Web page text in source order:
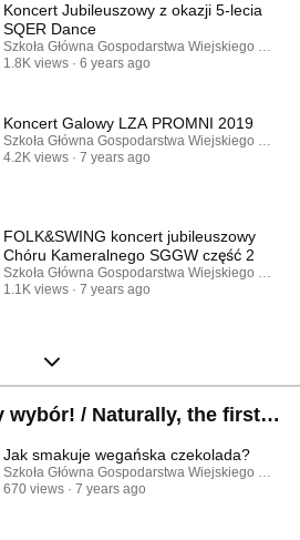
Koncert Jubileuszowy z okazji 5-lecia
SQER Dance
Szkoła Główna Gospodarstwa Wiejskiego w
1.8K views
6 years ago
Koncert Galowy LZA PROMNI 2019
Szkoła Główna Gospodarstwa Wiejskiego w
4.2K views
7 years ago
FOLK&SWING koncert jubileuszowy
Chóru Kameralnego SGGW część 2
Szkoła Główna Gospodarstwa Wiejskiego w
1.1K views
7 years ago
wybór! / Naturally, the first
Jak smakuje wegańska czekolada?
Szkoła Główna Gospodarstwa Wiejskiego w
670 views
7 years ago